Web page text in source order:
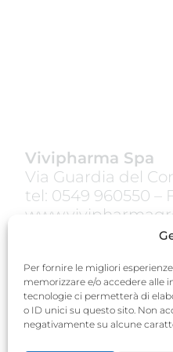
Per fornire le migliori
memorizzare e/o accedere alle
tecnologie ci permetterà di
o ID unici su questo sito. Non
negativamente su alcune
Vivipharma Spa
Via Guardia del
tel: 0549 960550 –
Termini e
Privacy Policy
Cookie Policy
Quality Policy